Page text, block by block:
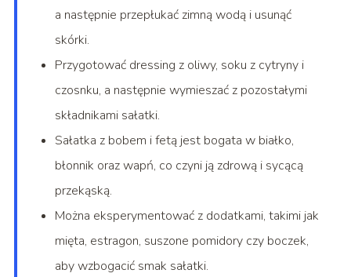
a następnie przepłukać zimną wodą i usunąć
skórki.
Przygotować dressing z oliwy, soku z cytryny i
czosnku, a następnie wymieszać z pozostałymi
składnikami sałatki.
Sałatka z bobem i fetą jest bogata w białko,
błonnik oraz wapń, co czyni ją zdrową i sycącą
przekąską.
Można eksperymentować z dodatkami, takimi jak
mięta, estragon, suszone pomidory czy boczek,
aby wzbogacić smak sałatki.